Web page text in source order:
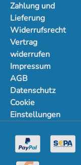
Zahlung und
Lieferung
Widerrufsrecht
Vertrag
widerrufen
Impressum
AGB
Datenschutz
Cookie
Einstellungen